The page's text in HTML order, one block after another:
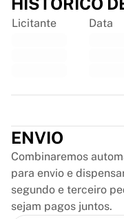
Ver tudo de hóquei no
Emoldure sua camisa
Minha coleção
Licitante Data
ENVIO
Combinaremos
para envio e
segundo e terceiro
sejam pagos juntos.